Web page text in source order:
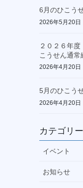
6月のひこう
2026年5月20日
２０２６年
こうせん通
2026年4月20日
5月のひこう
2026年4月20日
カテゴリー
イベント
お知らせ